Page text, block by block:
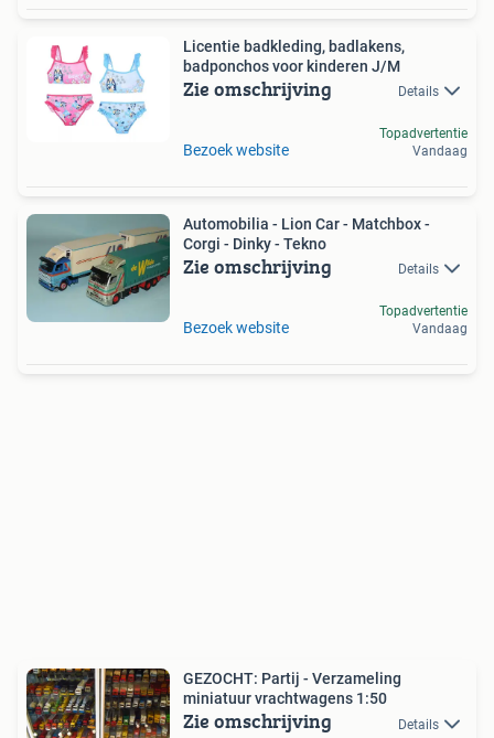
Licentie badkleding, badlakens,
badponchos voor kinderen J/M
Zie omschrijving Details
Bezoek website
Topadvertentie
Vandaag
Automobilia - Lion Car - Matchbox -
Corgi - Dinky - Tekno
Zie omschrijving Details
Bezoek website
Topadvertentie
Vandaag
GEZOCHT: Partij - Verzameling
miniatuur vrachtwagens 1:50
Zie omschrijving Details